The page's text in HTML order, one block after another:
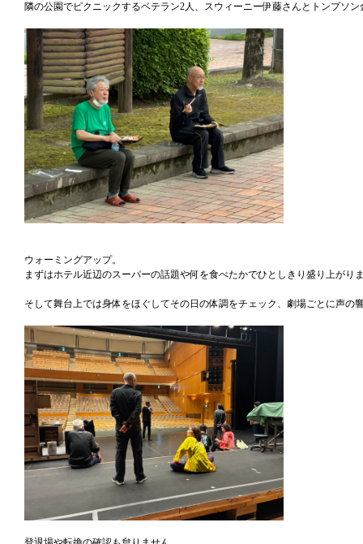
隣の公園でピクニックするベテラン2人、スウィーニー伊藤さんとトンプソン
ウォーミングアップ。
まずはホテル近辺のスーパーの話題や何を食べたかでひとしきり盛り上がりま
そして舞台上では身体をほぐしてその日の体調をチェック、劇場ごとに声の